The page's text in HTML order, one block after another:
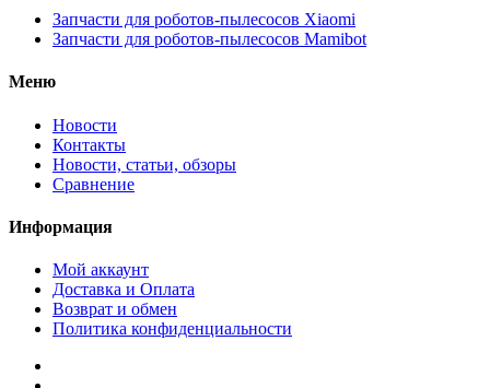
Запчасти для роботов-пылесосов Xiaomi
Запчасти для роботов-пылесосов Mamibot
Меню
Новости
Контакты
Новости, статьи, обзоры
Сравнение
Информация
Мой аккаунт
Доставка и Оплата
Возврат и обмен
Политика конфиденциальности